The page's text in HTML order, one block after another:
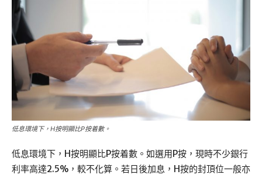
低息環境下，H按明顯比P按着數。
低息環境下，H按明顯比P按着數。如選用P按，現時不少銀行
利率高達2.5%，較不化算。若日後加息，H按的封頂位一般亦